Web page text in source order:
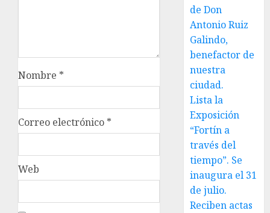
Nombre *
Correo electrónico *
Web
de Don
Antonio Ruiz
Galindo,
benefactor de
nuestra
ciudad.
Lista la
Exposición
“Fortín a
través del
tiempo”. Se
inaugura el 31
de julio.
Reciben actas